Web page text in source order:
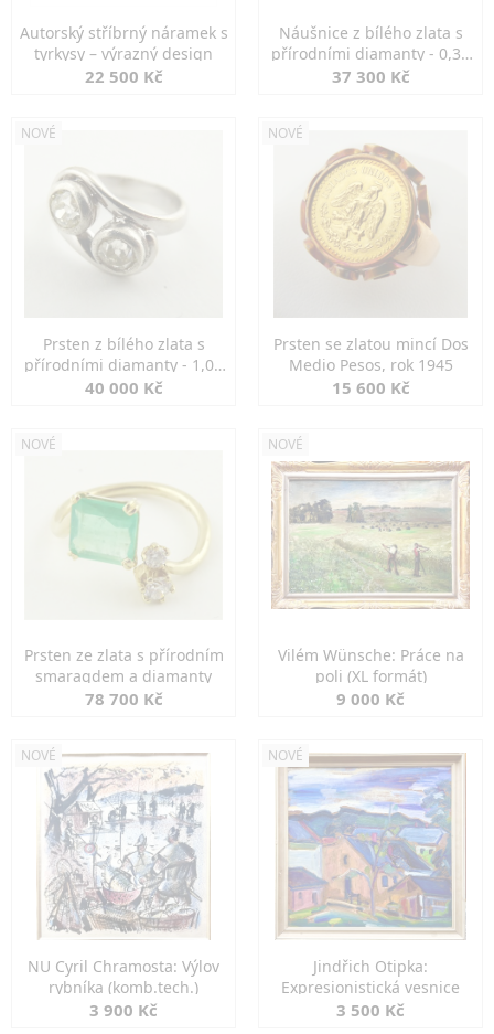
Autorský stříbrný náramek s
tyrkysy – výrazný design
22 500 Kč
Náušnice z bílého zlata s
přírodními diamanty - 0,30
ct
37 300 Kč
NOVÉ
Prsten z bílého zlata s
přírodními diamanty - 1,00
ct
40 000 Kč
NOVÉ
Prsten se zlatou mincí Dos
Medio Pesos, rok 1945
15 600 Kč
NOVÉ
Prsten ze zlata s přírodním
smaragdem a diamanty
78 700 Kč
NOVÉ
Vilém Wünsche: Práce na
poli (XL formát)
9 000 Kč
NOVÉ
NU Cyril Chramosta: Výlov
rybníka (komb.tech.)
3 900 Kč
NOVÉ
Jindřich Otipka:
Expresionistická vesnice
3 500 Kč